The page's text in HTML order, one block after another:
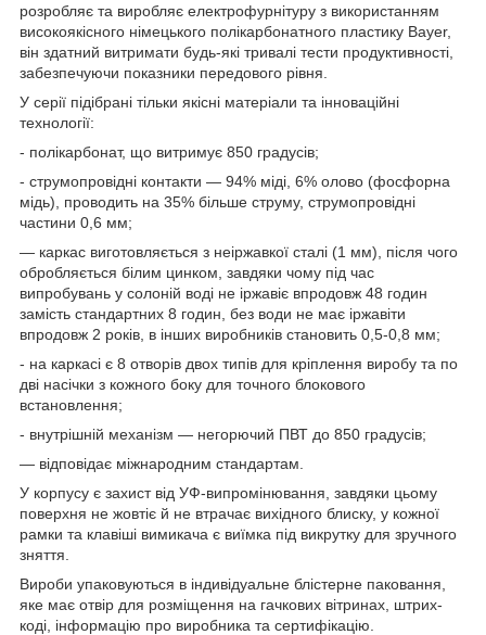
розробляє та виробляє електрофурнітуру з використанням
високоякісного німецького полікарбонатного пластику Bayer,
він здатний витримати будь-які тривалі тести продуктивності,
забезпечуючи показники передового рівня.
У серії підібрані тільки якісні матеріали та інноваційні
технології:
- полікарбонат, що витримує 850 градусів;
- струмопровідні контакти — 94% міді, 6% олово (фосфорна
мідь), проводить на 35% більше струму, струмопровідні
частини 0,6 мм;
— каркас виготовляється з неіржавкої сталі (1 мм), після чого
обробляється білим цинком, завдяки чому під час
випробувань у солоній воді не іржавіє впродовж 48 годин
замість стандартних 8 годин, без води не має іржавіти
впродовж 2 років, в інших виробників становить 0,5-0,8 мм;
- на каркасі є 8 отворів двох типів для кріплення виробу та по
дві насічки з кожного боку для точного блокового
встановлення;
- внутрішній механізм — негорючий ПВТ до 850 градусів;
— відповідає міжнародним стандартам.
У корпусу є захист від УФ-випромінювання, завдяки цьому
поверхня не жовтіє й не втрачає вихідного блиску, у кожної
рамки та клавіші вимикача є виїмка під викрутку для зручного
зняття.
Вироби упаковуються в індивідуальне блістерне паковання,
яке має отвір для розміщення на гачкових вітринах, штрих-
коді, інформацію про виробника та сертифікацію.